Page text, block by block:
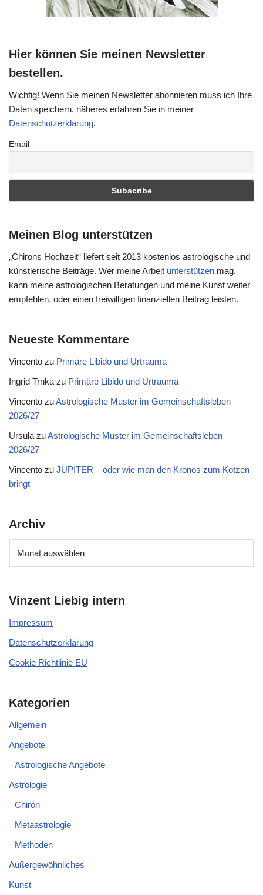
Hier können Sie meinen Newsletter
bestellen.
Wichtig! Wenn Sie meinen Newsletter abonnieren muss ich Ihre
Daten speichern, näheres erfahren Sie in meiner
Datenschutzerklärung.
Email
Meinen Blog unterstützen
„Chirons Hochzeit“ liefert seit 2013 kostenlos astrologische und
künstlerische Beiträge. Wer meine Arbeit unterstützen mag,
kann meine astrologischen Beratungen und meine Kunst weiter
empfehlen, oder einen freiwilligen finanziellen Beitrag leisten.
Neueste Kommentare
Vincento zu Primäre Libido und Urtrauma
Ingrid Trnka zu Primäre Libido und Urtrauma
Vincento zuAstrologische Muster im Gemeinschaftsleben
2026/27
Ursula zuAstrologische Muster im Gemeinschaftsleben
2026/27
Vincento zu JUPITER – oder wie man den Kronos zum Kotzen
bringt
Archiv
Vinzent Liebig intern
Impressum
Datenschutzerklärung
Cookie Richtlinie EU
Kategorien
Allgemein
Angebote
Astrologische Angebote
Astrologie
Chiron
Metaastrologie
Methoden
Außergewöhnliches
Kunst